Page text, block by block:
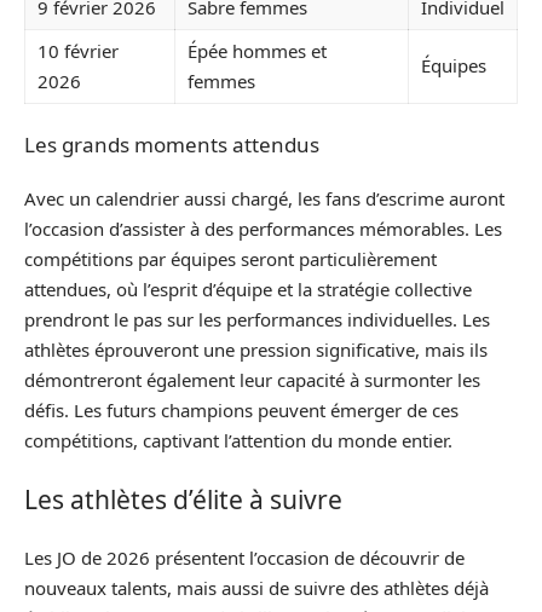
9 février 2026
Sabre femmes
Individuel
10 février
2026
Épée hommes et
femmes
Équipes
Les grands moments attendus
Avec un calendrier aussi chargé, les fans d’escrime auront
l’occasion d’assister à des performances mémorables. Les
compétitions par équipes seront particulièrement
attendues, où l’esprit d’équipe et la stratégie collective
prendront le pas sur les performances individuelles. Les
athlètes éprouveront une pression significative, mais ils
démontreront également leur capacité à surmonter les
défis. Les futurs champions peuvent émerger de ces
compétitions, captivant l’attention du monde entier.
Les athlètes d’élite à suivre
Les JO de 2026 présentent l’occasion de découvrir de
nouveaux talents, mais aussi de suivre des athlètes déjà